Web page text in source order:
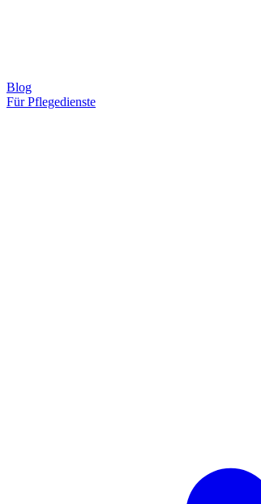
Blog
Für Pflegedienste